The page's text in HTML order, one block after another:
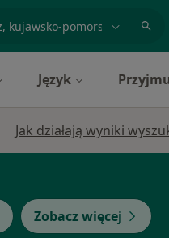
Język
Jak działają wyniki
Zobacz więcej